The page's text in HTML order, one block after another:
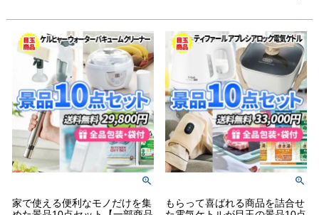
家で使える便利なモノだけを集
もらって喜ばれる商品を詰合せ